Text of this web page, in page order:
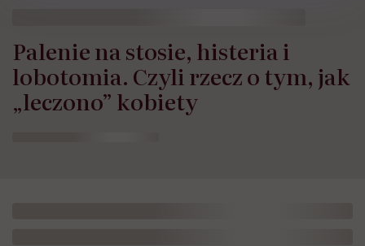
Palenie na stosie, histeria i
lobotomia. Czyli rzecz o tym, jak
„leczono” kobiety